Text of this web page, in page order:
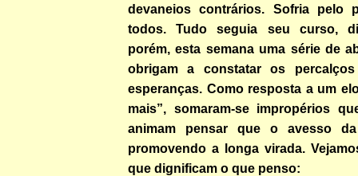
devaneios contrários. Sofria pelo
todos. Tudo seguia seu curso,
porém, esta semana uma série de
obrigam a constatar os
esperanças. Como resposta a um
mais”, somaram-se impropérios
animam pensar que o avesso
promovendo a longa virada.
que dignificam o que penso: